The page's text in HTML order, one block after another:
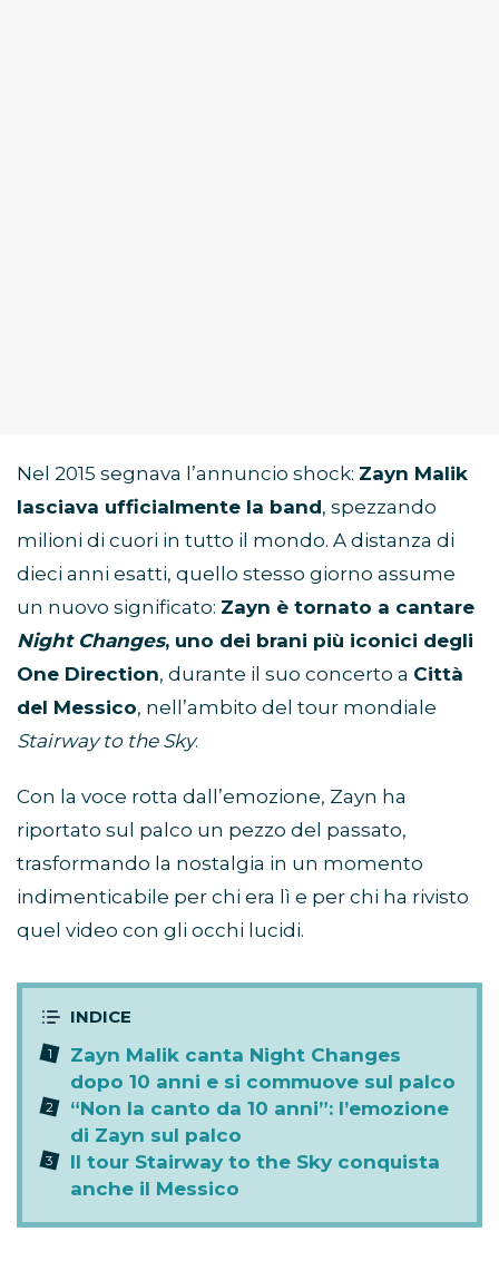
Nel 2015 segnava l’annuncio shock: Zayn Malik
lasciava ufficialmente la band, spezzando
milioni di cuori in tutto il mondo. A distanza di
dieci anni esatti, quello stesso giorno assume
un nuovo significato: Zayn è tornato a cantare
Night Changes, uno dei brani più iconici degli
One Direction, durante il suo concerto a Città
del Messico, nell’ambito del tour mondiale
Stairway to the Sky.
Con la voce rotta dall’emozione, Zayn ha
riportato sul palco un pezzo del passato,
trasformando la nostalgia in un momento
indimenticabile per chi era lì e per chi ha rivisto
quel video con gli occhi lucidi.
Zayn Malik canta Night Changes
dopo 10 anni e si commuove sul palco
“Non la canto da 10 anni”: l’emozione
di Zayn sul palco
Il tour Stairway to the Sky conquista
anche il Messico